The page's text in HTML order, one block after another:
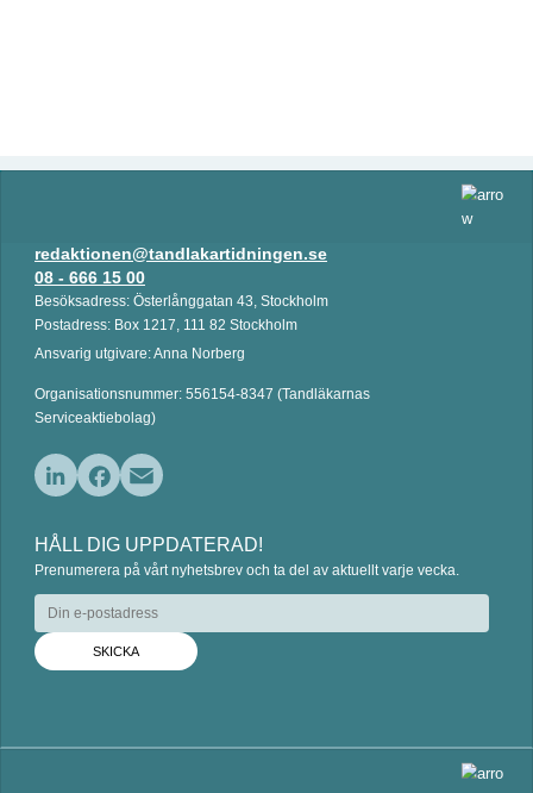
redaktionen@tandlakartidningen.se
08 - 666 15 00
Besöksadress: Österlånggatan 43, Stockholm
Postadress: Box 1217, 111 82 Stockholm
Ansvarig utgivare: Anna Norberg
Organisationsnummer: 556154-8347 (Tandläkarnas
Serviceaktiebolag)
n
k
n
c
e
o
o
k
a
i
HÅLL DIG UPPDATERAD!
Prenumerera på vårt nyhetsbrev och ta del av aktuellt varje vecka.